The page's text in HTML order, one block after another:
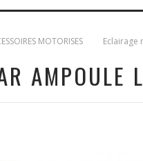
MOTORISES Eclairage
AMPOULE